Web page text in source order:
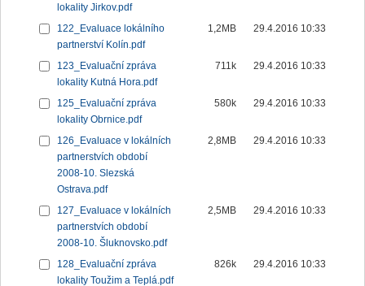
lokality Jirkov.pdf
122_Evaluace lokálního
partnerství Kolín.pdf
1,2MB 29.4.2016 10:33
123_Evaluační zpráva
lokality Kutná Hora.pdf
711k 29.4.2016 10:33
125_Evaluační zpráva
lokality Obrnice.pdf
580k 29.4.2016 10:33
126_Evaluace v lokálních
partnerstvích období
2008-10. Slezská
Ostrava.pdf
2,8MB 29.4.2016 10:33
127_Evaluace v lokálních
partnerstvích období
2008-10. Šluknovsko.pdf
2,5MB 29.4.2016 10:33
128_Evaluační zpráva
lokality Toužim a Teplá.pdf
826k 29.4.2016 10:33